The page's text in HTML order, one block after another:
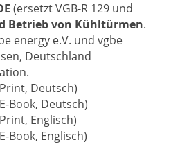
(ersetzt VGB-R 129 und
Betrieb von Kühltürmen.
energy e.V. und vgbe
Deutschland
Deutsch)
Book, Deutsch)
Englisch)
Book, Englisch)